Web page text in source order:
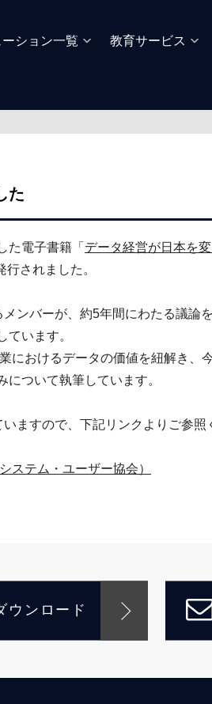
ーション一覧 教育サービス
た
た電子書籍「 データ経営が日本を変
行されました。
ンバーが、約5年間にわたる議論
います。
おけるデータの価値を紐解き、
ついて執筆しています。
ますので、下記リンクよりご参照
ステム・ユーザー協会）
ウンロード